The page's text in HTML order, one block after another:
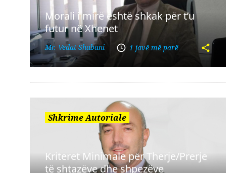
Morali i mirë është shkak për t’u
futur në Xhenet
Mr. Vedat Shabani 1 javë më parë
Shkrime Autoriale
Kriteret Minimale për Therje/Prerje
të shtazëve dhe shpezëve